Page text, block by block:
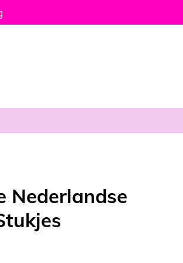
Nederlandse